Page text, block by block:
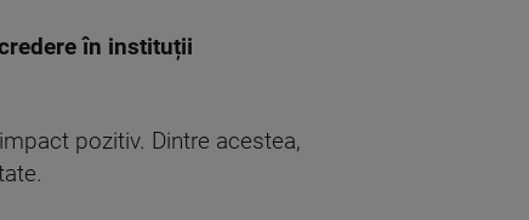
în instituții
pozitiv. Dintre acestea,